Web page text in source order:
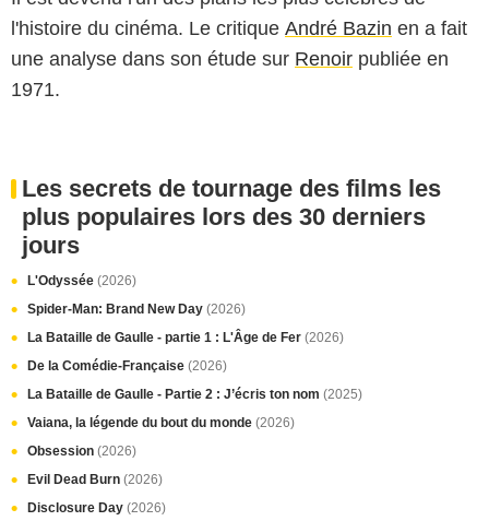
l'histoire du cinéma. Le critique André Bazin en a fait
une analyse dans son étude sur Renoir publiée en
1971.
Les secrets de tournage des films les
plus populaires lors des 30 derniers
jours
L'Odyssée (2026)
Spider-Man: Brand New Day (2026)
La Bataille de Gaulle - partie 1 : L'Âge de Fer (2026)
De la Comédie-Française (2026)
La Bataille de Gaulle - Partie 2 : J’écris ton nom (2025)
Vaiana, la légende du bout du monde (2026)
Obsession (2026)
Evil Dead Burn (2026)
Disclosure Day (2026)